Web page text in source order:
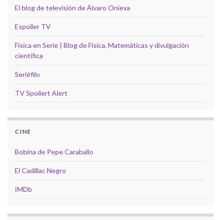
El blog de televisión de Álvaro Onieva
Espoiler TV
Física en Serie | Blog de Física, Matemáticas y divulgación
científica
Seriéfilo
TV Spoilert Alert
CINE
Bobina de Pepe Caraballo
El Cadillac Negro
IMDb